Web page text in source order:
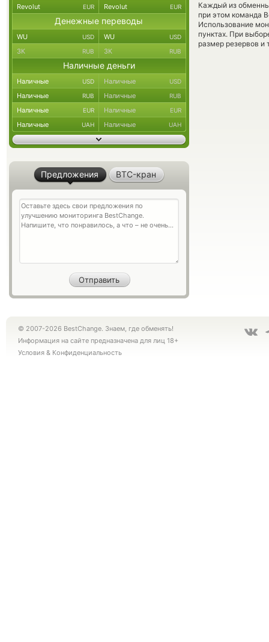
Каждый из
при этом команда
Использование
пунктах. При
размер резервов и
Revolut EUR Revolut EUR
Денежные переводы
WU USD WU USD
ЗК RUB ЗК RUB
Наличные деньги
Наличные USD Наличные USD
Наличные RUB Наличные RUB
Наличные EUR Наличные EUR
Наличные UAH Наличные UAH
Предложения BTC-кран
© 2007-2026 BestChange. Знаем, где обменять!
Информация на сайте предназначена для лиц 18+
Условия & Конфиденциальность